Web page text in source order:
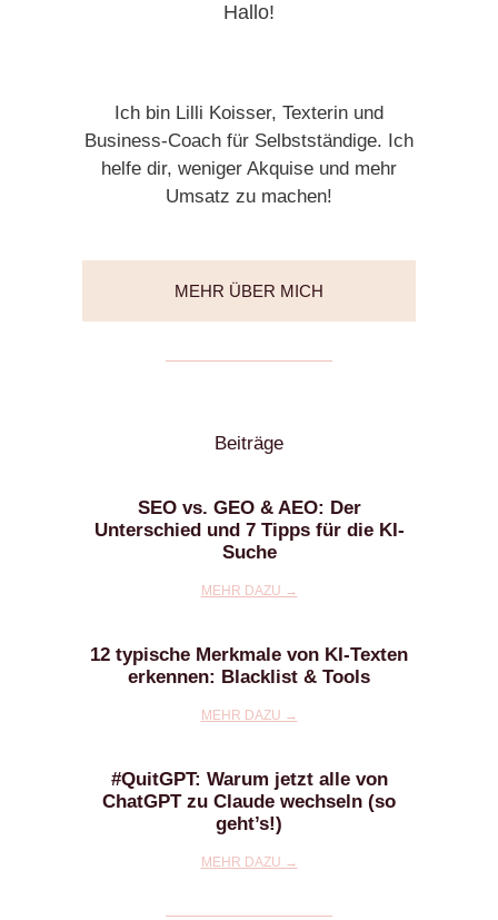
Hallo!
Ich bin Lilli Koisser, Texterin und
Business-Coach für Selbstständige. Ich
helfe dir, weniger Akquise und mehr
Umsatz zu machen!
MEHR ÜBER MICH
Beiträge
SEO vs. GEO & AEO: Der
Unterschied und 7 Tipps für die KI-
Suche
MEHR DAZU →
12 typische Merkmale von KI-Texten
erkennen: Blacklist & Tools
MEHR DAZU →
#QuitGPT: Warum jetzt alle von
ChatGPT zu Claude wechseln (so
geht’s!)
MEHR DAZU →